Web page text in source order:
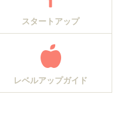
スタートアップ
レベルアップガイド